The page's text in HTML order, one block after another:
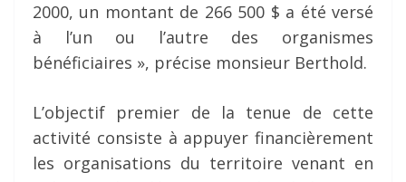
2000, un montant de 266 500 $ a été versé
à l’un ou l’autre des organismes
bénéficiaires », précise monsieur Berthold.
L’objectif premier de la tenue de cette
activité consiste à appuyer financièrement
les organisations du territoire venant en